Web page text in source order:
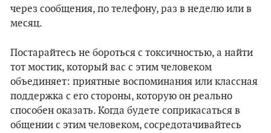
через сообщения, по телефону, раз в неделю или в
месяц.
Постарайтесь не бороться с токсичностью, а найти
тот мостик, который вас с этим человеком
объединяет: приятные воспоминания или классная
поддержка с его стороны, которую он реально
способен оказать. Когда будете соприкасаться в
общении с этим человеком, сосредотачивайтесь